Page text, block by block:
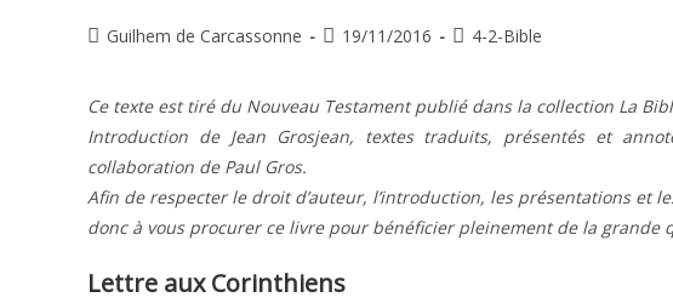
Auteur/autrice
publication :
Guilhem de Carcassonne
Publication
19/11/2016
Post4-2-Bible
Ce texte est tiré du Nouveau Testament publié dans la collection La
Introduction de Jean Grosjean, textes traduits, présentés et
collaboration de Paul Gros.
Afin de respecter le droit d’auteur, l’introduction, les présentations et
donc à vous procurer ce livre pour bénéficier pleinement de la grande
Lettre aux Corinthiens